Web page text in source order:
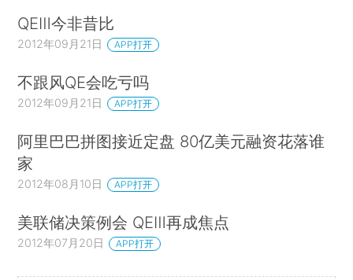
QEⅢ今非昔比
2012年09月21日 APP打开
不跟风QE会吃亏吗
2012年09月21日 APP打开
阿里巴巴拼图接近定盘 80亿美元融资花落谁
家
2012年08月10日 APP打开
美联储决策例会 QEⅢ再成焦点
2012年07月20日 APP打开